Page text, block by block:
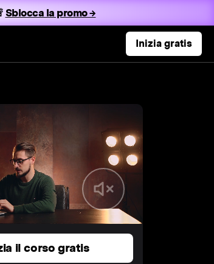
Sblocca la promo →
Inizia gratis
il corso gratis